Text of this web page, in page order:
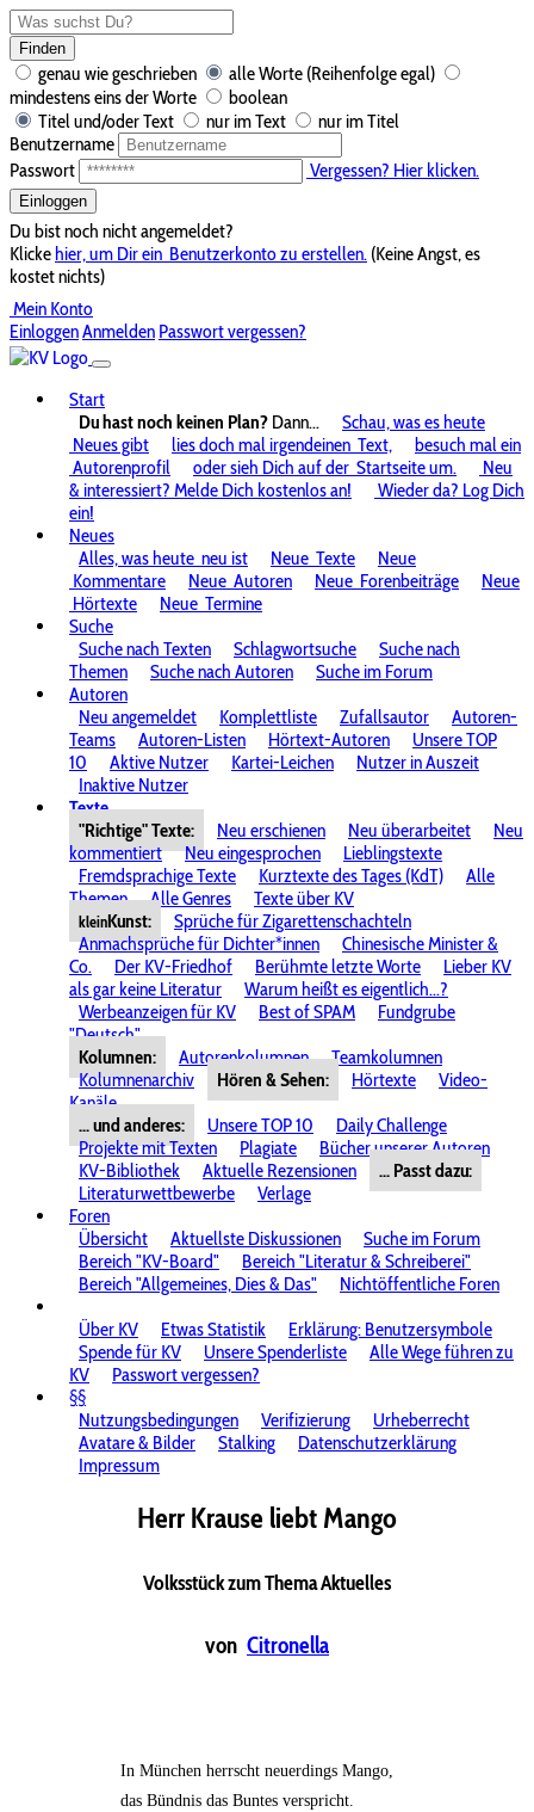
Finden
genau wie geschrieben
alle Worte (Reihenfolge egal)
mindestens eins der Worte
boolean
Titel und/oder Text
nur im Text
nur im Titel
Benutzername
Passwort
Vergessen? Hier klicken.
Einloggen
Du bist noch nicht angemeldet?
Klickehier, um Dir ein Benutzerkonto zu erstellen. (Keine Angst, es
kostet nichts)
Mein Konto
EinloggenAnmelden Passwort vergessen?
Start
Du hast noch keinen Plan? Dann...
Schau, was es heute
Neues gibt
lies doch mal irgendeinen Text,
besuch mal ein
Autorenprofil
oder sieh Dich auf der Startseite um.
Neu
& interessiert? Melde Dich kostenlos an!
Wieder da? Log Dich
ein!
Neues
Alles, was heute neu ist Neue Texte
Neue
Kommentare
Neue Autoren Neue Forenbeiträge
Neue
Hörtexte
Neue Termine
Suche
Suche nach Texten
Schlagwortsuche
Suche nach
Themen
Suche nach Autoren
Suche im Forum
Autoren
Neu angemeldet
Komplettliste Zufallsautor
Autoren-
Teams
Autoren-Listen Hörtext-Autoren
Unsere TOP
10
Aktive Nutzer Kartei-Leichen
Nutzer in Auszeit
Inaktive Nutzer
Texte
"Richtige" Texte:
Neu erschienen Neu überarbeitet
Neu
kommentiert
Neu eingesprochen
Lieblingstexte
Fremdsprachige Texte
Kurztexte des Tages (KdT)
Alle
Themen
Alle Genres Texte über KV
kleinKunst:
Sprüche für Zigarettenschachteln
Anmachsprüche für Dichter*innen
Chinesische Minister &
Co.
Der KV-Friedhof Berühmte letzte Worte
Lieber KV
als gar keine Literatur
Warum heißt es eigentlich...?
Werbeanzeigen für KV
Best of SPAM
Fundgrube
"Deutsch"
Kolumnen:
Autorenkolumnen
Teamkolumnen
Kolumnenarchiv
Hören & Sehen: Hörtexte
Video-
Kanäle
... und anderes:
Unsere TOP 10
Daily Challenge
Projekte mit Texten
Plagiate
Bücher unserer Autoren
KV-Bibliothek
Aktuelle Rezensionen
... Passt dazu:
Literaturwettbewerbe
Verlage
Foren
Übersicht
Aktuellste Diskussionen
Suche im Forum
Bereich "KV-Board"
Bereich "Literatur & Schreiberei"
Bereich "Allgemeines, Dies & Das"
Nichtöffentliche Foren
Über KV
Etwas Statistik
Erklärung: Benutzersymbole
Spende für KV
Unsere Spenderliste
Alle Wege führen zu
KV
Passwort vergessen?
§§
Nutzungsbedingungen
Verifizierung
Urheberrecht
Avatare & Bilder
Stalking
Datenschutzerklärung
Impressum
Herr Krause liebt Mango
Volksstück zum Thema Aktuelles
von Citronella
In München herrscht neuerdings Mango,
das Bündnis das Buntes verspricht.